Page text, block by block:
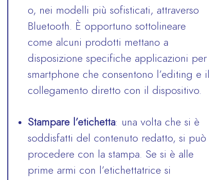
o, nei modelli più sofisticati, attraverso
Bluetooth. È opportuno sottolineare
come alcuni prodotti mettano a
disposizione specifiche applicazioni per
smartphone che consentono l’editing e il
collegamento diretto con il dispositivo.
Stampare l’etichetta: una volta che si è
soddisfatti del contenuto redatto, si può
procedere con la stampa. Se si è alle
prime armi con l’etichettatrice si